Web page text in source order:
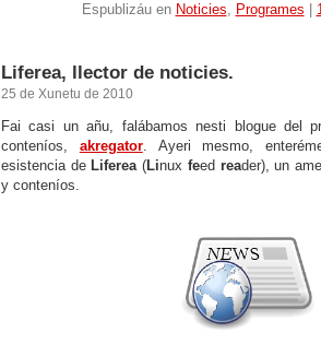
Espublizáu en Noticies, Programes
Liferea, llector de noticies.
25 de Xunetu de 2010
Fai casi un añu, falábamos nesti blogue del
conteníos, akregator. Ayeri mesmo,
esistencia de Liferea(Linux feed reader), un
y conteníos.